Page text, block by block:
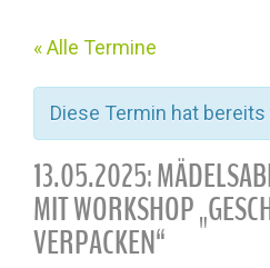
« Alle Termine
Diese Termin hat
13.05.2025:
MIT WORKSHOP
VERPACKEN“